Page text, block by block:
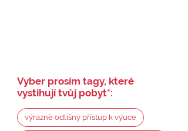
Vyber prosím tagy, které
vystihují tvůj pobyt*:
výrazně odlišný přístup k výuce